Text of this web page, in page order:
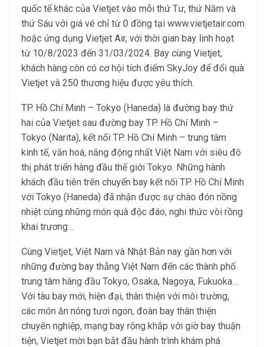
quốc tế khác của Vietjet vào mỗi thứ Tư, thứ Năm và
thứ Sáu với giá vé chỉ từ 0 đồng tại www.vietjetair.com
hoặc ứng dụng Vietjet Air, với thời gian bay linh hoạt
từ 10/8/2023 đến 31/03/2024. Bay cùng Vietjet,
khách hàng còn có cơ hội tích điểm SkyJoy để đổi quà
Vietjet và 250 thương hiệu được yêu thích.
TP. Hồ Chí Minh – Tokyo (Haneda) là đường bay thứ
hai của Vietjet sau đường bay TP. Hồ Chí Minh –
Tokyo (Narita), kết nối TP. Hồ Chí Minh – trung tâm
kinh tế, văn hoá, năng động nhất Việt Nam với siêu đô
thị phát triển hàng đầu thế giới Tokyo. Những hành
khách đầu tiên trên chuyến bay kết nối TP. Hồ Chí Minh
với Tokyo (Haneda) đã nhận được sự chào đón nồng
nhiệt cùng những món quà độc đáo, nghi thức vòi rồng
khai trương…
Cùng Vietjet, Việt Nam và Nhật Bản nay gần hơn với
những đường bay thẳng Việt Nam đến các thành phố
trung tâm hàng đầu Tokyo, Osaka, Nagoya, Fukuoka…
Với tàu bay mới, hiện đại, thân thiện với môi trường,
các món ăn nóng tươi ngon, đoàn bay thân thiện
chuyên nghiệp, mạng bay rộng khắp với giờ bay thuận
tiện, Vietjet mời bạn bắt đầu hành trình khám phá